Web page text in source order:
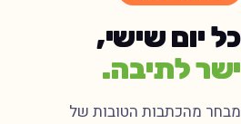
יום שישי,
לתיבה.
מהכתבות הטובות של